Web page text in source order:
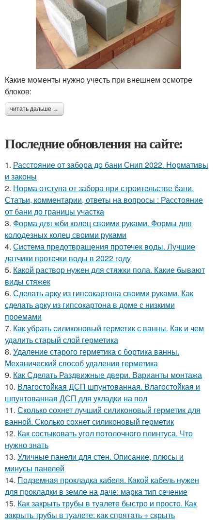
Какие моменты нужно учесть при внешнем осмотре
блоков:
читать дальше →
Последние обновления на сайте:
1. Расстояние от забора до бани Снип 2022. Нормативы
и законы
2. Норма отступа от забора при строительстве бани.
Статьи, комментарии, ответы на вопросы : Расстояние
от бани до границы участка
3. Форма для жби колец своими руками. Формы для
колодезных колец своими руками
4. Система предотвращения протечек воды. Лучшие
датчики протечки воды в 2022 году
5. Какой раствор нужен для стяжки пола. Какие бывают
виды стяжек
6. Сделать арку из гипсокартона своими руками. Как
сделать арку из гипсокартона в доме с низкими
проемами
7. Как убрать силиконовый герметик с ванны. Как и чем
удалить старый слой герметика
8. Удаление старого герметика с бортика ванны.
Механический способ удаления герметика
9. Как Сделать Раздвижные двери. Варианты монтажа
10. Влагостойкая ДСП шпунтованная. Влагостойкая и
шпунтованная ДСП для укладки на пол
11. Сколько сохнет лучший силиконовый герметик для
ванной. Сколько сохнет силиконовый герметик
12. Как состыковать угол потолочного плинтуса. Что
нужно знать
13. Уличные панели для стен. Описание, плюсы и
минусы панелей
14. Подземная прокладка кабеля. Какой кабель нужен
для прокладки в земле на даче: марка тип сечение
15. Как закрыть трубы в туалете быстро и просто. Как
закрыть трубы в туалете: как спрятать + скрыть